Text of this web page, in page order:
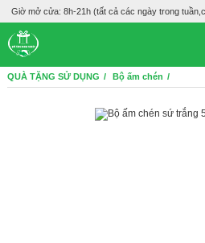
Giờ mở cửa: 8h-21h (tất cả các ngày trong
QUÀ TẶNG SỬ DỤNG Bộ ấm chén